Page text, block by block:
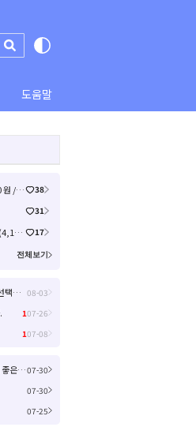
도움말
[기타] Grim Trials (가격 오류급) (원 0 원 / 배송비 무료) 38
31
[네이버]다담 양념듬뿍 쌈장 570g 2개 (4,120원/무료)
17
전체보기
상품 커뮤니티 링크와 실제 상품 링크를 선택해서 들어갈 수 있으면 좋을거 같아요! 08-03
107-26
107-08
안녕하세요. 헬로프라이스 팀입니다. 먼저 좋은 제안을 주셔서 감사합니다! 신규 커뮤니티 연동은 작업이 크게 예상되어 검토 후 진행여부, 진행 시 추가 일정을 공유드리겠습니다! 감사합니다.07-30
07-30
07-25